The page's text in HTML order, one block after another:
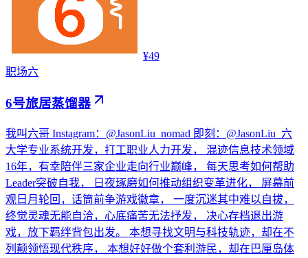
¥49
职场六
6号旅居蒸馏器
我叫六哥 Instagram：@JasonLiu_nomad 即刻：@JasonLiu_六
大学专业系统开发，打工职业人力开发， 混迹信息技术领域
16年，有幸陪伴三家企业走向行业巅峰， 每天思考如何帮助
Leader突破自我， 日夜琢磨如何推动组织变革进化， 屏幕前
观日月轮回，话筒前争游戏徽章， 一度沉迷其中难以自拔，
终觉灵魂无能自洽，心底痛苦无法抒发， 决心存档退出游
戏，放下羁绊背包出发。 本想寻找文明与科技轨迹，却在不
列颠领悟现代秩序， 本想好好做个套利游民，却在巴厘岛体